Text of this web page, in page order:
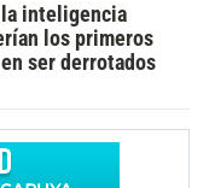
inteligencia
los primeros
ser derrotados